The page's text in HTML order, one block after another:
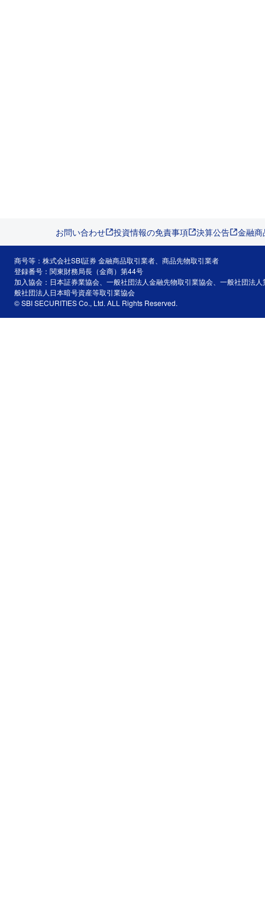
お問い合わせ 投資情報の免責事項 決算公告 金融
商号等：株式会社SBI証券 金融商品取引業者、商品先物取引業者
登録番号：関東財務局長（金商）第44号
加入協会：日本証券業協会、一般社団法人金融先物取引業協会、一般社団法
般社団法人日本暗号資産等取引業協会
© SBI SECURITIES Co., Ltd. ALL Rights Reserved.